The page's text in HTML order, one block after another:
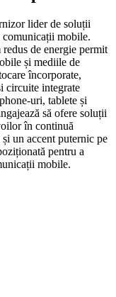
lider de soluții
comunicații mobile.
de energie permit
și mediile de
încorporate,
circuite integrate
uri, tablete și
să ofere soluții
în continuă
un accent puternic pe
pentru a
mobile.